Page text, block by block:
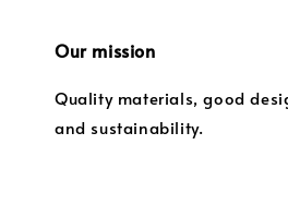
Our mission
Quality materials, good
and sustainability.